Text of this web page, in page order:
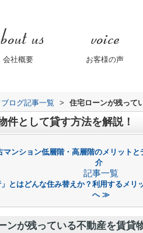
会社概要 お客様の声
ログ記事一覧 > 住宅ローンが残って
件として貸す方法を解説！
ンション低層階・高層階のメリットと
介
記事一覧
」とはどんな住み替えか？利用するメリ
へ ≫
ンが残っている不動産を賃貸